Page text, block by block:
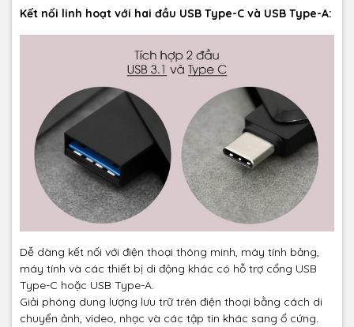
Kết nối linh hoạt với hai đầu USB Type-C và USB Type-A:
Dễ dàng kết nối với điện thoại thông minh, máy tính bảng,
máy tính và các thiết bị di động khác có hỗ trợ cổng USB
Type-C hoặc USB Type-A.
Giải phóng dung lượng lưu trữ trên điện thoại bằng cách di
chuyển ảnh, video, nhạc và các tập tin khác sang ổ cứng.